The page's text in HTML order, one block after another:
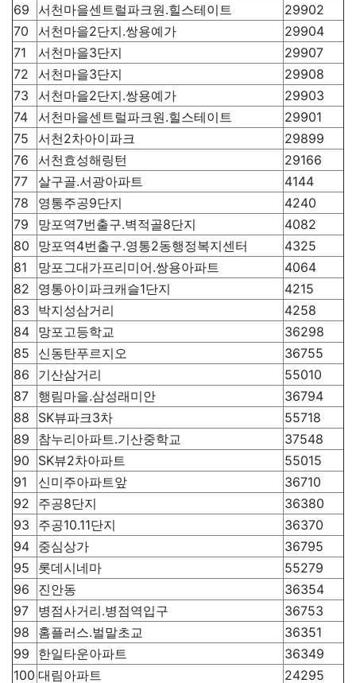
69 서천마을센트럴파크원.힐스테이트
29902
70
서천마을2단지.쌍용예가
29904
71
서천마을3단지
29907
72
서천마을3단지
29908
73
서천마을2단지.쌍용예가
29903
74
서천마을센트럴파크원.힐스테이트
29901
75
서천2차아이파크
29899
76
서천효성해링턴
29166
77
살구골.서광아파트
4144
78
영통주공9단지
4240
79
망포역7번출구.벽적골8단지
4082
80
망포역4번출구.영통2동행정복지센터
4325
81
망포그대가프리미어.쌍용아파트
4064
82
영통아이파크캐슬1단지
4215
83
박지성삼거리
4258
84 망포고등학교
36298
85
신동탄푸르지오
36755
86
기산삼거리
55010
87
행림마을.삼성래미안
36794
88
SK뷰파크3차
55718
89
참누리아파트.기산중학교
37548
90
SK뷰2차아파트
55015
91
신미주아파트앞
36710
92
주공8단지
36380
93
주공10.11단지
36370
94 중심상가
36795
95
롯데시네마
55279
96
진안동
36354
97
병점사거리.병점역입구
36753
98
홈플러스.벌말초교
36351
99
한일타운아파트
36349
100 대림아파트 24295